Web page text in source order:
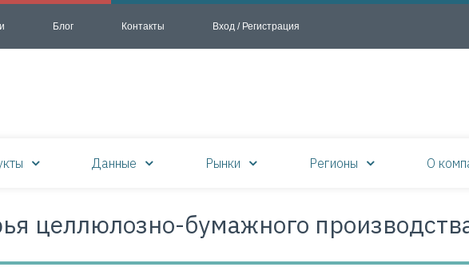
Блог Контакты Вход / Регистрация
Данные Рынки Регионы О
целлюлозно-бумажного